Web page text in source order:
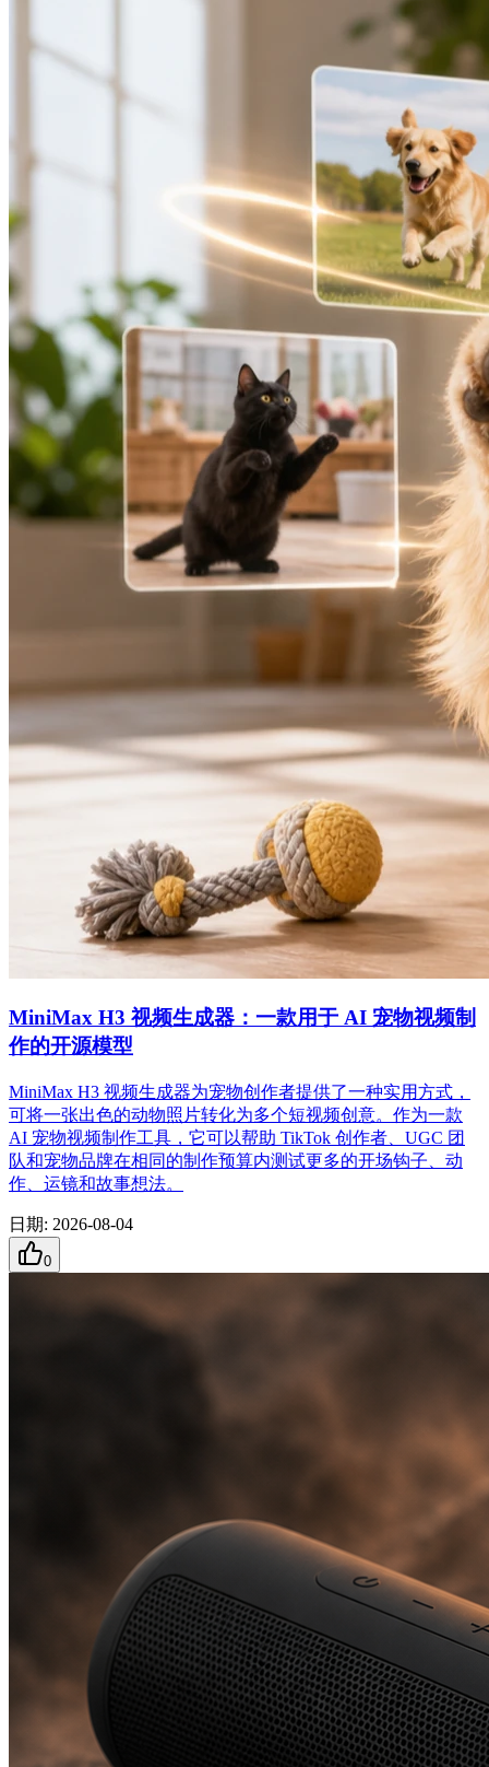
MiniMax H3 视频生成器：一款用于 AI 宠物视频制
作的开源模型
MiniMax H3 视频生成器为宠物创作者提供了一种实用方式，
可将一张出色的动物照片转化为多个短视频创意。作为一款
AI 宠物视频制作工具，它可以帮助 TikTok 创作者、UGC 团
队和宠物品牌在相同的制作预算内测试更多的开场钩子、动
作、运镜和故事想法。
日期: 2026-08-04
0